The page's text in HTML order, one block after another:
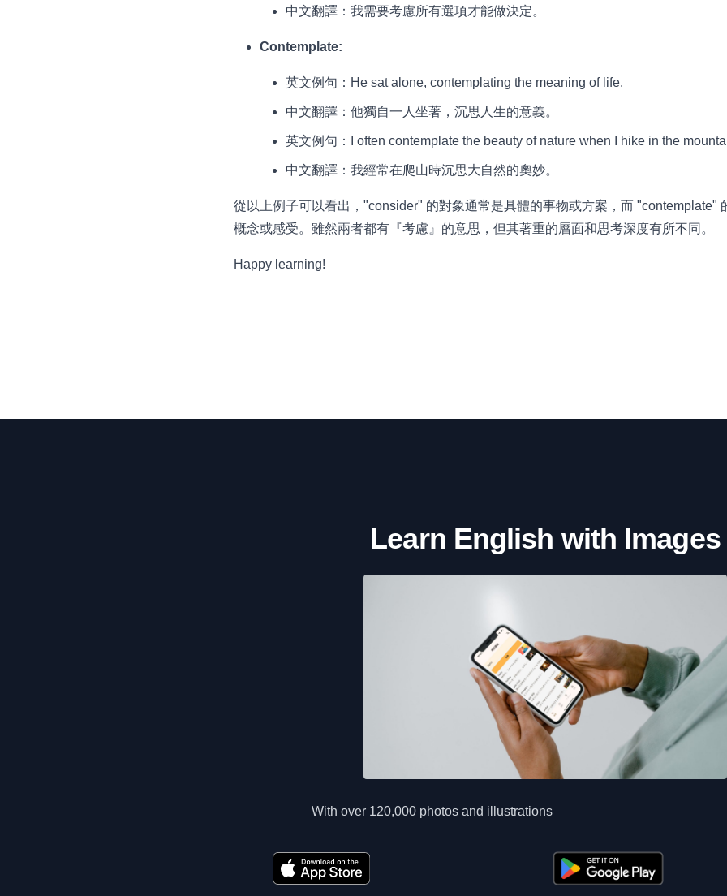
中文翻譯：我需要考慮所有選項才能做決定。
Contemplate:
英文例句：He sat alone, contemplating the meaning of life.
中文翻譯：他獨自一人坐著，沉思人生的意義。
英文例句：I often contemplate the beauty of nature when I hike in the
中文翻譯：我經常在爬山時沉思大自然的奧妙。
從以上例子可以看出，"consider" 的對象通常是具體的事物或方案，而 "contemplate"
概念或感受。雖然兩者都有『考慮』的意思，但其著重的層面和思考深度有所不同。
Happy learning!
Learn English with Images
With over 120,000 photos and illustrations